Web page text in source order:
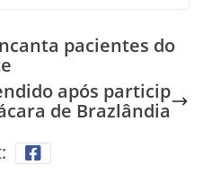
pacientes do
após particip
de Brazlândia